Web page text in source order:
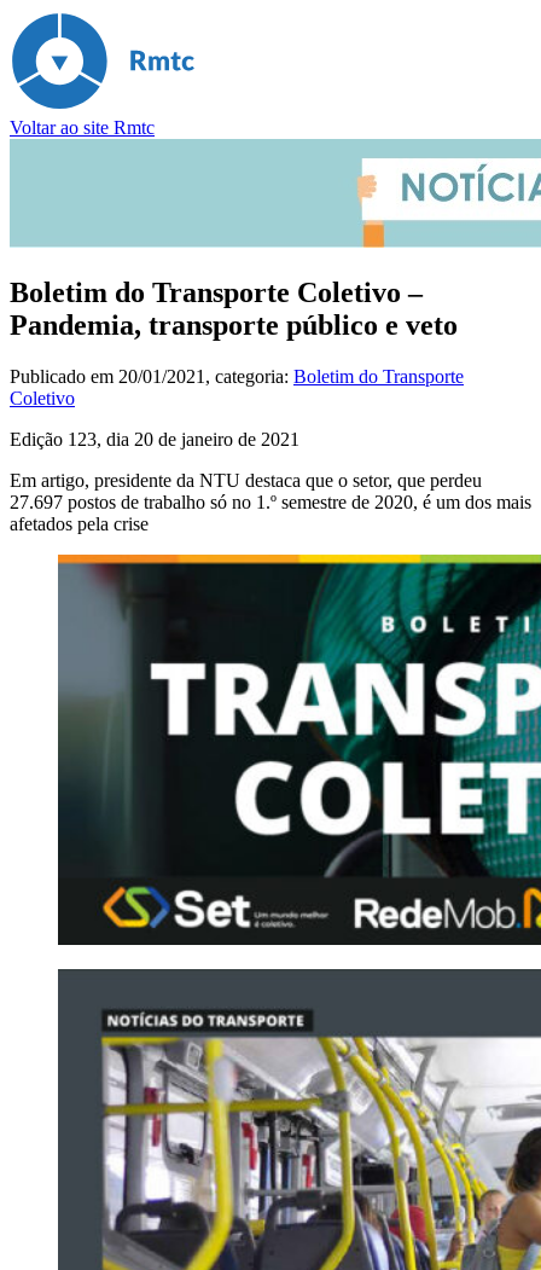
Voltar ao site Rmtc
Boletim do Transporte Coletivo –
Pandemia, transporte público e veto
Publicado em 20/01/2021 , categoria: Boletim do Transporte
Coletivo
Edição 123, dia 20 de janeiro de 2021
Em artigo, presidente da NTU destaca que o setor, que perdeu
27.697 postos de trabalho só no 1.º semestre de 2020, é um dos mais
afetados pela crise